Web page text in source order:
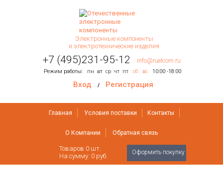
Электронные компоненты
и электротехнические изделия
+7 (495)231-95-12 info@ruelcom.ru
Режим работы: пн вт ср чт пт сб вс 10:00 -18:00
Вход / Регистрация
Главная Условия поставки Контакты
О Компании Обратная связь
Оформить покупку
Товаров 0 шт.
На сумму: 0 руб.